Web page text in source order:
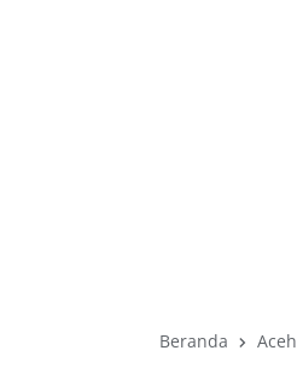
Beranda Aceh